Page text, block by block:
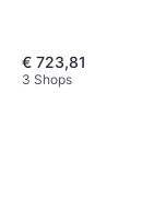
€ 723,81
3 Shops